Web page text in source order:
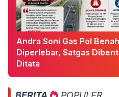
Andra Soni Gas Pol
Diperlebar, Satgas
Ditata